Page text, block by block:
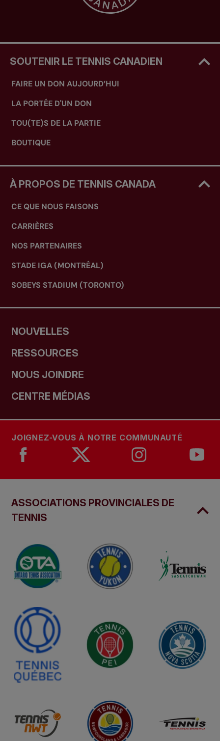
SOUTENIR LE TENNIS CANADIEN
FAIRE UN DON AUJOURD’HUI
LA PORTÉE D'UN DON
TOU(TE)S DE LA PARTIE
BOUTIQUE
À PROPOS DE TENNIS CANADA
CE QUE NOUS FAISONS
CARRIÈRES
NOS PARTENAIRES
STADE IGA (MONTRÉAL)
SOBEYS STADIUM (TORONTO)
NOUVELLES
RESSOURCES
NOUS JOINDRE
CENTRE MÉDIAS
JOIGNEZ-VOUS À NOTRE COMMUNAUTÉ
ASSOCIATIONS PROVINCIALES DE
TENNIS